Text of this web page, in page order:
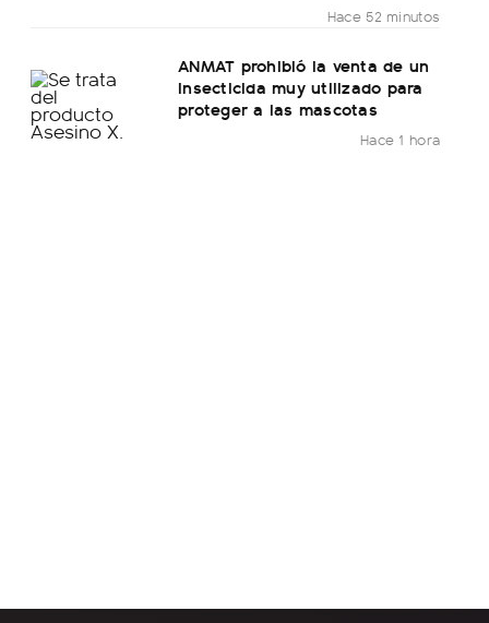
Hace 52 minutos
ANMAT prohibió la venta de un
insecticida muy utilizado para
proteger a las mascotas
Hace 1 hora